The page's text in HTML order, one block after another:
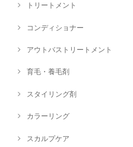
トリートメント
コンディショナー
アウトバストリートメント
育毛・養毛剤
スタイリング剤
カラーリング
スカルプケア